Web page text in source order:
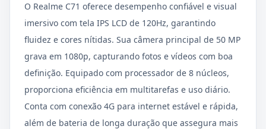
O Realme C71 oferece desempenho confiável e visual
imersivo com tela IPS LCD de 120Hz, garantindo
fluidez e cores nítidas. Sua câmera principal de 50 MP
grava em 1080p, capturando fotos e vídeos com boa
definição. Equipado com processador de 8 núcleos,
proporciona eficiência em multitarefas e uso diário.
Conta com conexão 4G para internet estável e rápida,
além de bateria de longa duração que assegura mais